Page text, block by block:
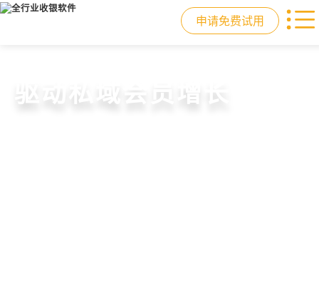
申请免费试用
门店收银，就用店易
重塑门店运营体验
驱动私域会员增长
快速拓展生意边界